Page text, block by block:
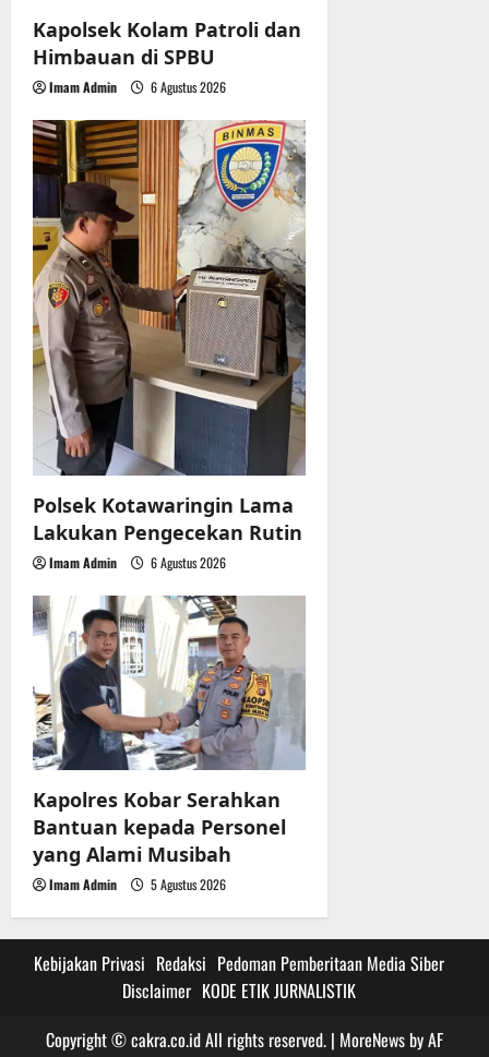
Kapolsek Kolam Patroli dan
Himbauan di SPBU
Imam Admin 6 Agustus 2026
Polsek Kotawaringin Lama
Lakukan Pengecekan Rutin
Imam Admin 6 Agustus 2026
Kapolres Kobar Serahkan
Bantuan kepada Personel
yang Alami Musibah
Imam Admin 5 Agustus 2026
Kebijakan Privasi Redaksi Pedoman Pemberitaan Media Siber
Disclaimer KODE ETIK JURNALISTIK
Copyright © cakra.co.id All rights reserved. | MoreNewsby AF